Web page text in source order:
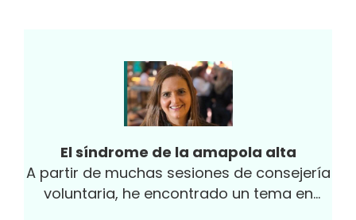
humanos y somos quienes debemos
propiciarlas y adaptarnos a las mismas.
El síndrome de la amapola alta
A partir de muchas sesiones de consejería
voluntaria, he encontrado un tema en